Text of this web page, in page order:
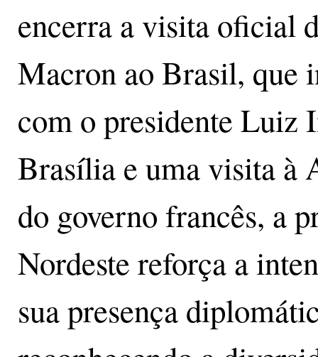
encerra a visita oficial
Macron ao Brasil, que
com o presidente Luiz
Brasília e uma visita à
do governo francês, a
Nordeste reforça a
sua presença